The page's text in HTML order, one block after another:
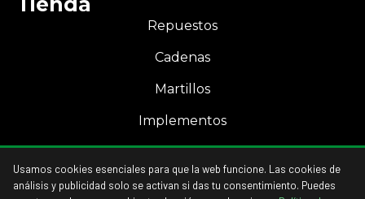
Repuestos
Cadenas
Martillos
Implementos
Acceso a mi cuenta
Usamos cookies esenciales para que la web funcione. Las cookies de
análisis y publicidad solo se activan si das tu consentimiento. Puedes